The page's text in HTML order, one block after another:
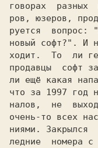
говорах  разных
ров, юзеров,
руется
вопрос:
новый софт?". И
ходит.
То
ли
продавцы
софт
ли ещё какая
что за 1997 год
налов,
не
очень-то всех
ниями. Закрылся
ледние
номера с